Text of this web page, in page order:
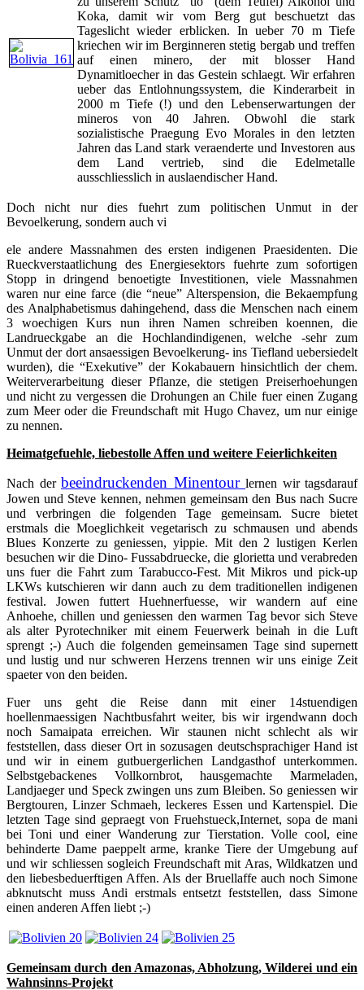
Koka, damit wir vom Berg gut beschuetzt das
Tageslicht wieder erblicken. In ueber 70 m Tiefe
kriechen wir im Berginneren stetig bergab und treffen
auf einen minero, der mit blosser Hand
Dynamitloecher in das Gestein schlaegt. Wir erfahren
ueber das Entlohnungssystem, die Kinderarbeit in
2000 m Tiefe (!) und den Lebenserwartungen der
mineros von 40 Jahren. Obwohl die stark
sozialistische Praegung Evo Morales in den letzten
Jahren das Land stark veraenderte und Investoren aus
dem Land vertrieb, sind die Edelmetalle
ausschliesslich in auslaendischer Hand.
Doch nicht nur dies fuehrt zum politischen Unmut in der
Bevoelkerung, sondern auch vi
ele andere Massnahmen des ersten indigenen Praesidenten. Die
Rueckverstaatlichung des Energiesektors fuehrte zum sofortigen
Stopp in dringend benoetigte Investitionen, viele Massnahmen
waren nur eine farce (die “neue” Alterspension, die Bekaempfung
des Analphabetismus dahingehend, dass die Menschen nach einem
3 woechigen Kurs nun ihren Namen schreiben koennen, die
Landrueckgabe an die Hochlandindigenen, welche -sehr zum
Unmut der dort ansaessigen Bevoelkerung- ins Tiefland uebersiedelt
wurden), die “Exekutive” der Kokabauern hinsichtlich der chem.
Weiterverarbeitung dieser Pflanze, die stetigen Preiserhoehungen
und nicht zu vergessen die Drohungen an Chile fuer einen Zugang
zum Meer oder die Freundschaft mit Hugo Chavez, um nur einige
zu nennen.
Heimatgefuehle, liebestolle Affen und weitere Feierlichkeiten
Nach der beeindruckenden Minentour lernen wir tagsdarauf
Jowen und Steve kennen, nehmen gemeinsam den Bus nach Sucre
und verbringen die folgenden Tage gemeinsam. Sucre bietet
erstmals die Moeglichkeit vegetarisch zu schmausen und abends
Blues Konzerte zu geniessen, yippie. Mit den 2 lustigen Kerlen
besuchen wir die Dino- Fussabdruecke, die glorietta und verabreden
uns fuer die Fahrt zum Tarabucco-Fest. Mit Mikros und pick-up
LKWs kutschieren wir dann auch zu dem traditionellen indigenen
festival. Jowen futtert Huehnerfuesse, wir wandern auf eine
Anhoehe, chillen und geniessen den warmen Tag bevor sich Steve
als alter Pyrotechniker mit einem Feuerwerk beinah in die Luft
sprengt ;-) Auch die folgenden gemeinsamen Tage sind supernett
und lustig und nur schweren Herzens trennen wir uns einige Zeit
spaeter von den beiden.
Fuer uns geht die Reise dann mit einer 14stuendigen
hoellenmaessigen Nachtbusfahrt weiter, bis wir irgendwann doch
noch Samaipata erreichen. Wir staunen nicht schlecht als wir
feststellen, dass dieser Ort in sozusagen deutschsprachiger Hand ist
und wir in einem gutbuergerlichen Landgasthof unterkommen.
Selbstgebackenes Vollkornbrot, hausgemachte Marmeladen,
Landjaeger und Speck zwingen uns zum Bleiben. So geniessen wir
Bergtouren, Linzer Schmaeh, leckeres Essen und Kartenspiel. Die
letzten Tage sind gepraegt von Fruehstueck,Internet, sopa de mani
bei Toni und einer Wanderung zur Tierstation. Volle cool, eine
behinderte Dame paeppelt arme, kranke Tiere der Umgebung auf
und wir schliessen sogleich Freundschaft mit Aras, Wildkatzen und
den liebesbeduerftigen Affen. Als der Bruellaffe auch noch Simone
abknutscht muss Andi erstmals entsetzt feststellen, dass Simone
einen anderen Affen liebt ;-)
Gemeinsam durch den Amazonas, Abholzung, Wilderei und ein
Wahnsinns-Projekt